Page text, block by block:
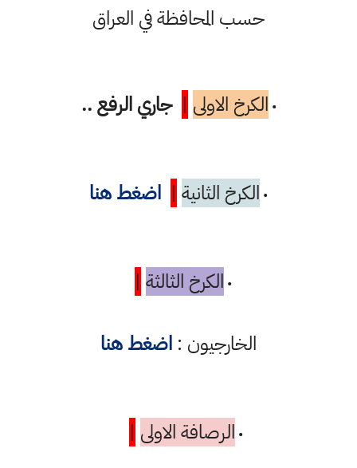
حسب المحافظة في العراق
• الكرخ الاولى | جاري الرفع ..
• الكرخ الثانية | اضغط هنا
• الكرخ الثالثة |
الخارجيون : اضغط هنا
• الرصافة الاولى |